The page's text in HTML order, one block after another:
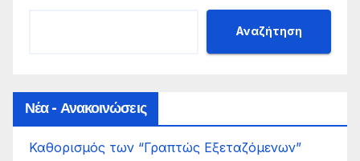
Αναζήτηση
Νέα - Ανακοινώσεις
Καθορισμός των “Γραπτώς Εξεταζόμενων”